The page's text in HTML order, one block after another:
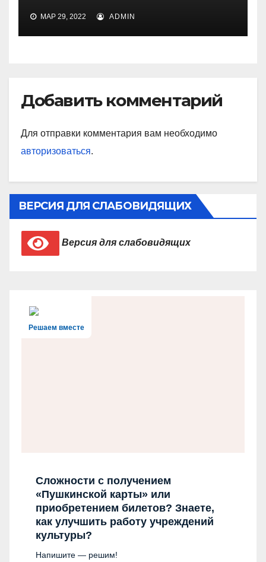
МАР 29, 2022 ADMIN
Добавить комментарий
Для отправки комментария вам необходимо
авторизоваться.
ВЕРСИЯ ДЛЯ СЛАБОВИДЯЩИХ
Версия для слабовидящих
Решаем вместе
Сложности с получением
«Пушкинской карты» или
приобретением билетов? Знаете,
как улучшить работу учреждений
культуры?
Напишите — решим!